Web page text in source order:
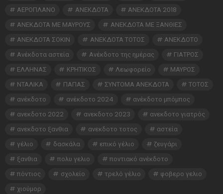
ΑΕΡΟΠΛΑΝΟ
ΑΝΕΚΔΟΤΑ
ΑΝΕΚΔΟΤΑ 2018
ΑΝΕΚΔΟΤΑ ΜΕ ΜΑΥΡΟΥΣ
ΑΝΕΚΔΟΤΑ ΜΕ ΞΑΝΘΙΕΣ
ΑΝΕΚΔΟΤΑ ΣΟΚΙΝ
ΑΝΕΚΔΟΤΑ ΤΟΤΟΣ
ΑΝΕΚΔΟΤΟ
Ανέκδοτα αστεία
Ανέκδοτο της ημέρας
ΓΙΑΤΡΟΣ
ΕΛΛΗΝΑΣ
ΚΡΗΤΙΚΟΣ Λεωφορείο
ΜΑΥΡΟΣ
ΝΤΑΛΙΚΑ
ΠΑΠΑΣ ΣΥΝΤΟΜΑ ΑΝΕΚΔΟΤΑ
ΤΟΤΟΣ
ανέκδοτο
ανέκδοτο 2024
ανέκδοτο μπόμπος
ανεκδοτο 2022
ανεκδοτο 2023
ανεκδοτο γιατρός
ανεκδοτο ξανθια
ανεκδοτο τοτος
αστεία
γέλιο
δασκάλα επικό γέλιο
ζευγάρι
ξανθια
πολυ γελιο
ποντιακό ανέκδοτο
πόντιος
σχολείο τρελό γέλιο
φοβερο γελιο
χιούμορ